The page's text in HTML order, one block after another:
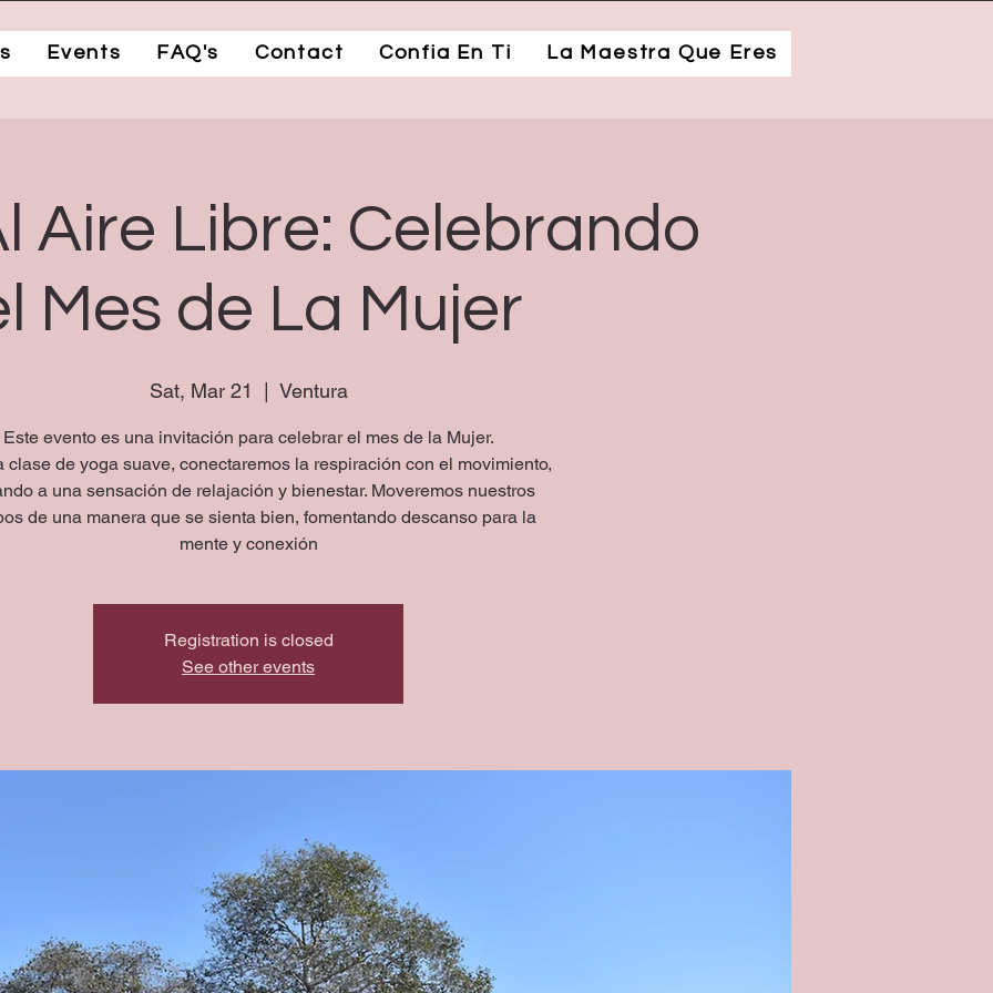
Events FAQ's Contact Confia En Ti La Maestra Que Eres
Aire Libre: Celebrando
Mes de La Mujer
Sat, Mar 21 Ventura
Este evento es una invitación para celebrar el mes de la Mujer.
clase de yoga suave, conectaremos la respiración con el movimiento,
a una sensación de relajación y bienestar. Moveremos nuestros
de una manera que se sienta bien, fomentando descanso para la
mente y conexión
Registration is closed
See other events